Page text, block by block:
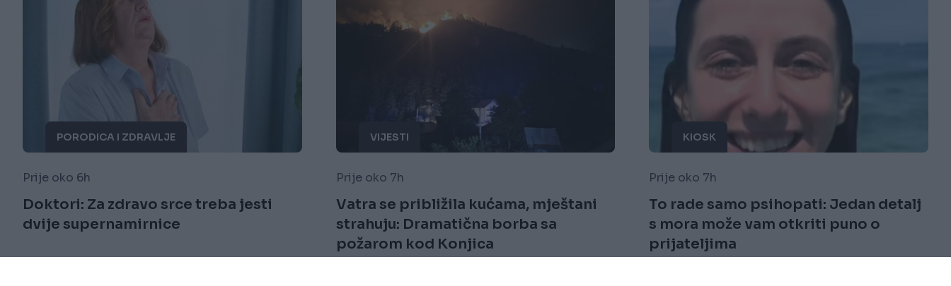
PORODICA I ZDRAVLJE
Prije oko 6h
Doktori: Za zdravo srce treba jesti
dvije supernamirnice
VIJESTI
Prije oko 7h
Vatra se približila kućama, mještani
strahuju: Dramatična borba sa
požarom kod Konjica
KIOSK
Prije oko 7h
To rade samo psihopati: Jedan detalj
s mora može vam otkriti puno o
prijateljima